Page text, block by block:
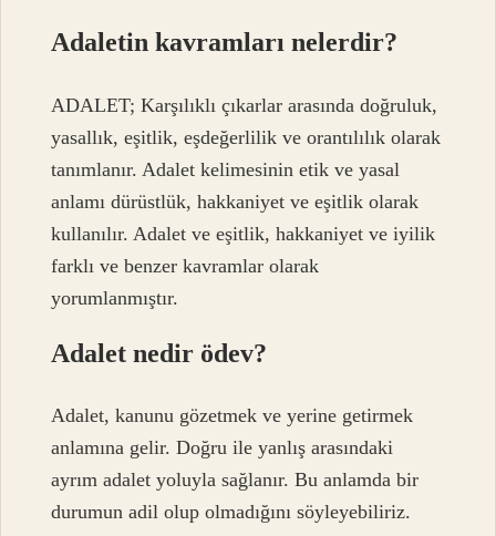
Adaletin kavramları nelerdir?
ADALET; Karşılıklı çıkarlar arasında doğruluk,
yasallık, eşitlik, eşdeğerlilik ve orantılılık olarak
tanımlanır. Adalet kelimesinin etik ve yasal
anlamı dürüstlük, hakkaniyet ve eşitlik olarak
kullanılır. Adalet ve eşitlik, hakkaniyet ve iyilik
farklı ve benzer kavramlar olarak
yorumlanmıştır.
Adalet nedir ödev?
Adalet, kanunu gözetmek ve yerine getirmek
anlamına gelir. Doğru ile yanlış arasındaki
ayrım adalet yoluyla sağlanır. Bu anlamda bir
durumun adil olup olmadığını söyleyebiliriz.